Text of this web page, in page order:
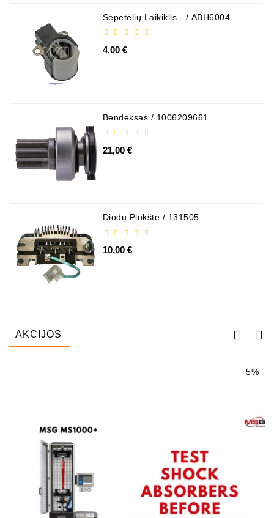
Šepetėlių Laikiklis - / ABH6004
4,00 €
Bendeksas / 1006209661
21,00 €
Diodų Plokštė / 131505
10,00 €
AKCIJOS
−5%